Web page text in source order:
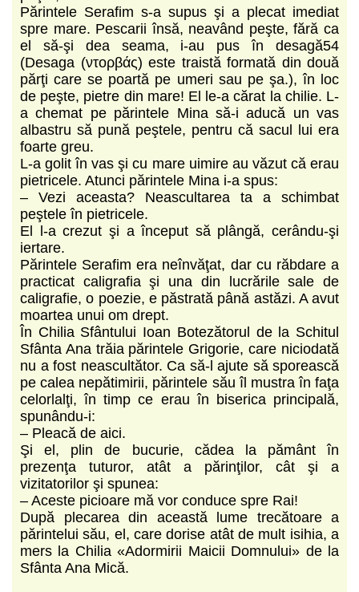
Părintele Serafim s-a supus şi a plecat imediat
spre mare. Pescarii însă, neavând peşte, fără ca
el să-şi dea seama, i-au pus în desagă54
(Desaga (ντορβάς) este traistă formată din două
părţi care se poartă pe umeri sau pe şa.), în loc
de peşte, pietre din mare! El le-a cărat la chilie. L-
a chemat pe părintele Mina să-i aducă un vas
albastru să pună peştele, pentru că sacul lui era
foarte greu.
L-a golit în vas şi cu mare uimire au văzut că erau
pietricele. Atunci părintele Mina i-a spus:
– Vezi aceasta? Neascultarea ta a schimbat
peştele în pietricele.
El l-a crezut şi a început să plângă, cerându-şi
iertare.
Părintele Serafim era neînvăţat, dar cu răbdare a
practicat caligrafia şi una din lucrările sale de
caligrafie, o poezie, e păstrată până astăzi. A avut
moartea unui om drept.
În Chilia Sfântului Ioan Botezătorul de la Schitul
Sfânta Ana trăia părintele Grigorie, care niciodată
nu a fost neascultător. Ca să-l ajute să sporească
pe calea nepătimirii, părintele său îl mustra în faţa
celorlalţi, în timp ce erau în biserica principală,
spunându-i:
– Pleacă de aici.
Şi el, plin de bucurie, cădea la pământ în
prezenţa tuturor, atât a părinţilor, cât şi a
vizitatorilor şi spunea:
– Aceste picioare mă vor conduce spre Rai!
După plecarea din această lume trecătoare a
părintelui său, el, care dorise atât de mult isihia, a
mers la Chilia «Adormirii Maicii Domnului» de la
Sfânta Ana Mică.